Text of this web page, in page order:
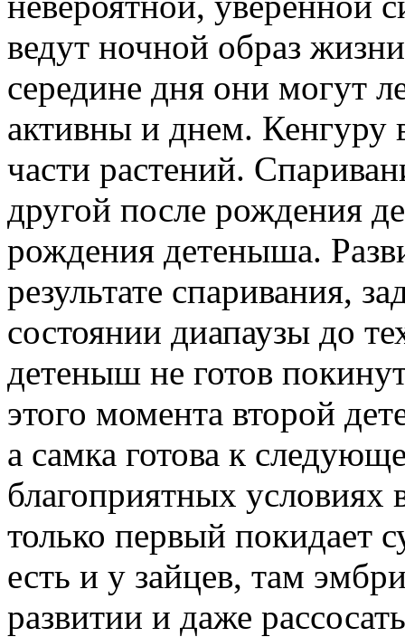
ведут ночной образ
середине дня они могут
активны и днем. Кенгуру
части растений.
другой после рождения
рождения детеныша.
результате спаривания,
состоянии диапаузы до
детеныш не готов
этого момента второй
а самка готова к
благоприятных условиях
только первый покидает
есть и у зайцев, там
развитии и даже